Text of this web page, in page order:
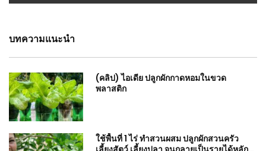
บทความแนะนำ
(คลิป) ไอเดีย ปลูกผักกาดหอมในขวด
พลาสติก
ใช้พื้นที่ 1 ไร่ ทำสวนผสม ปลูกผักสวนครัว